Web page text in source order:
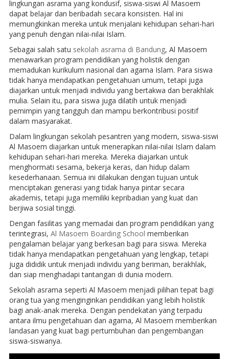
lingkungan asrama yang kondusif, siswa-siswi Al Masoem
dapat belajar dan beribadah secara konsisten. Hal ini
memungkinkan mereka untuk menjalani kehidupan sehari-hari
yang penuh dengan nilai-nilai Islam.
Sebagai salah satu sekolah asrama di Bandung, Al Masoem
menawarkan program pendidikan yang holistik dengan
memadukan kurikulum nasional dan agama Islam. Para siswa
tidak hanya mendapatkan pengetahuan umum, tetapi juga
diajarkan untuk menjadi individu yang bertakwa dan berakhlak
mulia. Selain itu, para siswa juga dilatih untuk menjadi
pemimpin yang tangguh dan mampu berkontribusi positif
dalam masyarakat.
Dalam lingkungan sekolah pesantren yang modern, siswa-siswi
Al Masoem diajarkan untuk menerapkan nilai-nilai Islam dalam
kehidupan sehari-hari mereka. Mereka diajarkan untuk
menghormati sesama, bekerja keras, dan hidup dalam
kesederhanaan. Semua ini dilakukan dengan tujuan untuk
menciptakan generasi yang tidak hanya pintar secara
akademis, tetapi juga memiliki kepribadian yang kuat dan
berjiwa sosial tinggi.
Dengan fasilitas yang memadai dan program pendidikan yang
terintegrasi, Al Masoem Boarding School memberikan
pengalaman belajar yang berkesan bagi para siswa. Mereka
tidak hanya mendapatkan pengetahuan yang lengkap, tetapi
juga dididik untuk menjadi individu yang beriman, berakhlak,
dan siap menghadapi tantangan di dunia modern.
Sekolah asrama seperti Al Masoem menjadi pilihan tepat bagi
orang tua yang menginginkan pendidikan yang lebih holistik
bagi anak-anak mereka. Dengan pendekatan yang terpadu
antara ilmu pengetahuan dan agama, Al Masoem memberikan
landasan yang kuat bagi pertumbuhan dan pengembangan
siswa-siswanya.